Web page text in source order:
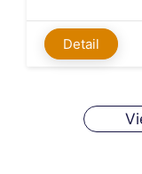
Detail